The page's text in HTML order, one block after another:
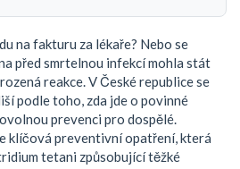
na fakturu za lékaře? Nebo se
před smrtelnou infekcí mohla stát
reakce. V České republice se
podle toho, zda jde o povinné
prevenci pro dospělé.
klíčová preventivní opatření, která
tetani způsobující těžké